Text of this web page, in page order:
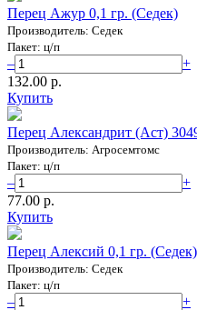
Перец Ажур 0,1 гр. (Седек)
Производитель: Седек
Пакет: ц/п
–
+
132.00 p.
Купить
Перец Александрит (Аст)
Производитель: Агросемтомс
Пакет: ц/п
–
+
77.00 p.
Купить
Перец Алексий 0,1 гр. (Седек)
Производитель: Седек
Пакет: ц/п
–
+